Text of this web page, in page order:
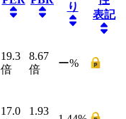
り
表記
19.3
倍
8.67
倍
ー%
17.0
1.93